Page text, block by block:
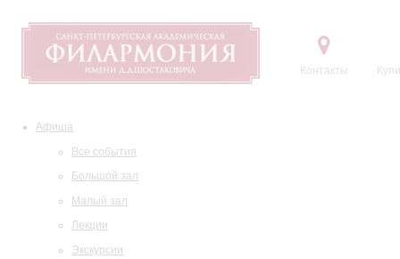
Контакты
Афиша
Все события
Большой зал
Малый зал
Лекции
Экскурсии